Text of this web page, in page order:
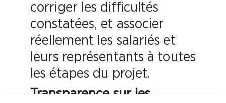
corriger les difficultés
constatées, et associer
réellement les salariés et
leurs représentants à toutes
les étapes du projet.
Transparence sur les